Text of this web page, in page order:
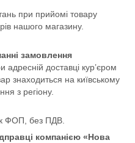
при прийомі товару
нашого магазину.
замовлення
доставці кур’єром
знаходиться на київському
з регіону.
ФОП, без ПДВ.
компанією «Нова